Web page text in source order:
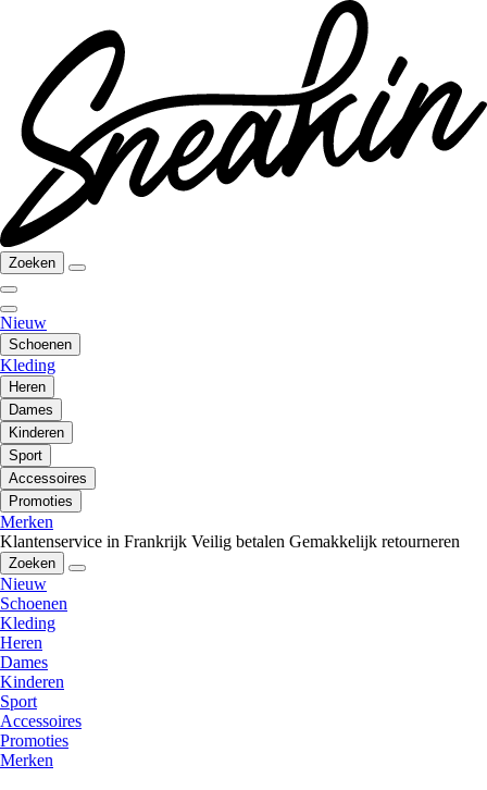
Zoeken
Nieuw
Schoenen
Kleding
Heren
Dames
Kinderen
Sport
Accessoires
Promoties
Merken
Klantenservice in Frankrijk Veilig betalen Gemakkelijk retourneren
Zoeken
Nieuw
Schoenen
Kleding
Heren
Dames
Kinderen
Sport
Accessoires
Promoties
Merken